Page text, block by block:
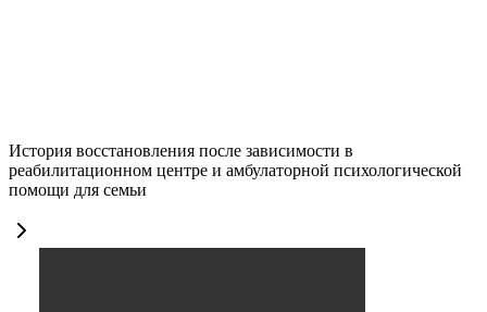
История восстановления после зависимости в
реабилитационном центре и амбулаторной психологической
помощи для семьи